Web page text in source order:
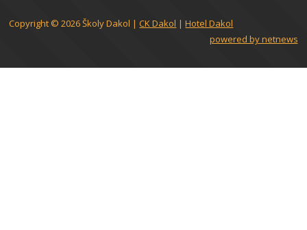
Copyright © 2026Školy Dakol |CK Dakol |Hotel Dakol
powered by netnews